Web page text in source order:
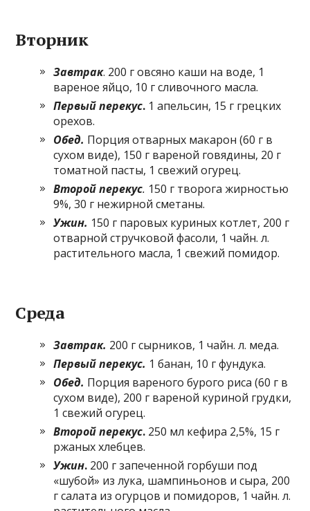
Вторник
Завтрак. 200 г овсяно каши на воде, 1
вареное яйцо, 10 г сливочного масла.
Первый перекус. 1 апельсин, 15 г грецких
орехов.
Обед. Порция отварных макарон (60 г в
сухом виде), 150 г вареной говядины, 20 г
томатной пасты, 1 свежий огурец.
Второй перекус. 150 г творога жирностью
9%, 30 г нежирной сметаны.
Ужин. 150 г паровых куриных котлет, 200 г
отварной стручковой фасоли, 1 чайн. л.
растительного масла, 1 свежий помидор.
Среда
Завтрак. 200 г сырников, 1 чайн. л. меда.
Первый перекус. 1 банан, 10 г фундука.
Обед. Порция вареного бурого риса (60 г в
сухом виде), 200 г вареной куриной грудки,
1 свежий огурец.
Второй перекус. 250 мл кефира 2,5%, 15 г
ржаных хлебцев.
Ужин. 200 г запеченной горбуши под
«шубой» из лука, шампиньонов и сыра, 200
г салата из огурцов и помидоров, 1 чайн. л.